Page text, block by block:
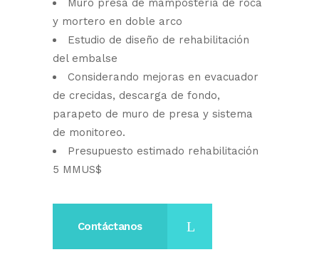
Muro presa de mampostería de roca
y mortero en doble arco
Estudio de diseño de rehabilitación
del embalse
Considerando mejoras en evacuador
de crecidas, descarga de fondo,
parapeto de muro de presa y sistema
de monitoreo.
Presupuesto estimado rehabilitación
5 MMUS$
Contáctanos